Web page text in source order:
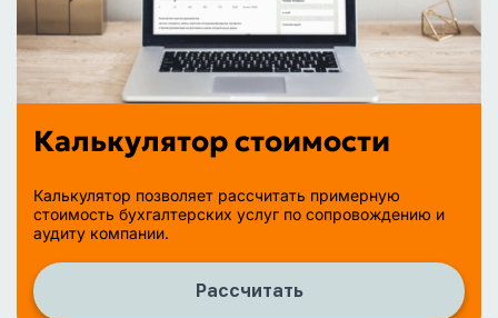
Калькулятор стоимости
Калькулятор позволяет рассчитать примерную
стоимость бухгалтерских услуг по сопровождению и
аудиту компании.
Рассчитать